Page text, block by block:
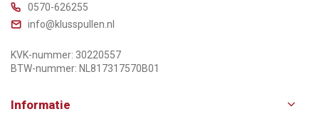
0570-626255
info@klusspullen.nl
KVK-nummer: 30220557
BTW-nummer: NL817317570B01
Informatie